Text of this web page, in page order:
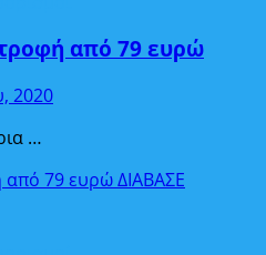
από 79 ευρώ
2020
…
από 79 ευρώΔΙΑΒΑΣΕ